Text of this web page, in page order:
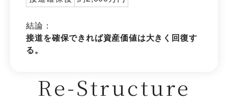
結論：
接道を確保できれば資産価値は大きく回復す
る。
Re-Structure